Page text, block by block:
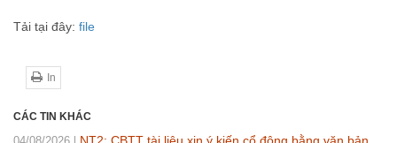
Tải tại đây: file
In
CÁC TIN KHÁC